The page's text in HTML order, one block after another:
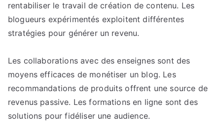
rentabiliser le travail de création de contenu. Les
blogueurs expérimentés exploitent différentes
stratégies pour générer un revenu.
Les collaborations avec des enseignes sont des
moyens efficaces de monétiser un blog. Les
recommandations de produits offrent une source de
revenus passive. Les formations en ligne sont des
solutions pour fidéliser une audience.